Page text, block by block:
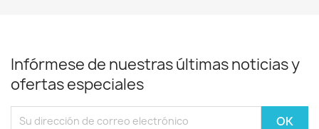
Infórmese de nuestras últimas noticias y
ofertas especiales